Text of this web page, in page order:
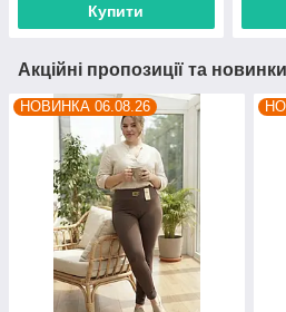
Купити
Акційні пропозиції та новинки
НОВИНКА 06.08.26